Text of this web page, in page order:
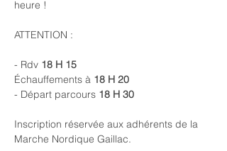
heure !
ATTENTION :
- Rdv 18 H 15
Échauffements à 18 H 20
- Départ parcours 18 H 30
Inscription réservée aux adhérents de la
Marche Nordique Gaillac.